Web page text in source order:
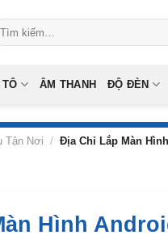
ÂM THANH ĐỘ ĐÈN
Tận Nơi / Địa Chỉ Lắp Màn
Hình